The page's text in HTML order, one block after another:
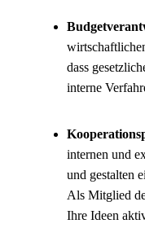
dass
interne
internen und
und gestalten
Als Mitglied
Ihre Ideen